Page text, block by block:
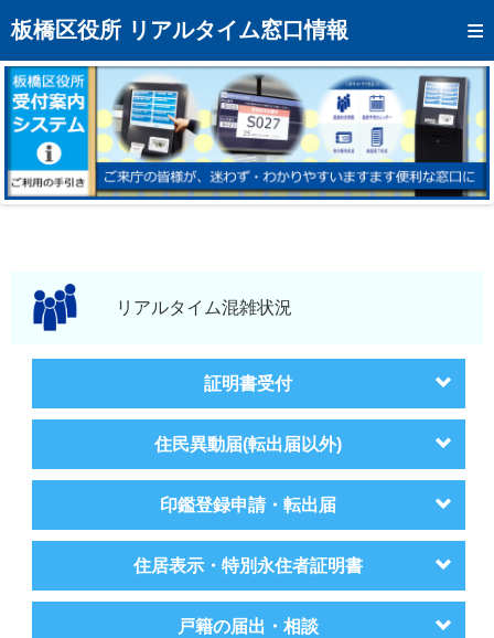
板橋区役所 リアルタイム窓口情報
トップページへ
混雑予想カレンダー
リアルタイム混雑状況
リアルタイム受付番号状況
メール通知登録
モバイルサイトリアルタイム混雑状況
証明書受付
住民異動届(転出届以外)
印鑑登録申請・転出届
住居表示・特別永住者証明書
戸籍の届出・相談